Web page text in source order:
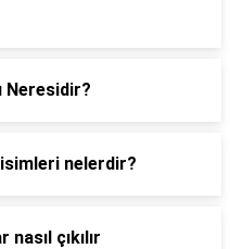
Neresidir?
nelerdir?
çıkılır